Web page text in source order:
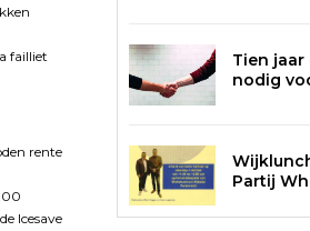
failliet
rente
Icesave
Tien
nodig
Partij